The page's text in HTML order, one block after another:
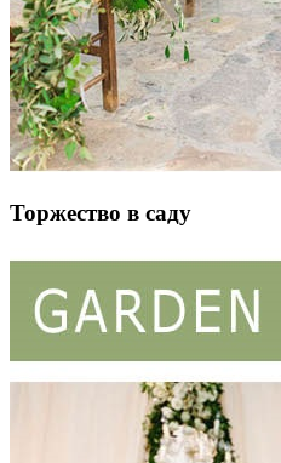
Торжество в саду